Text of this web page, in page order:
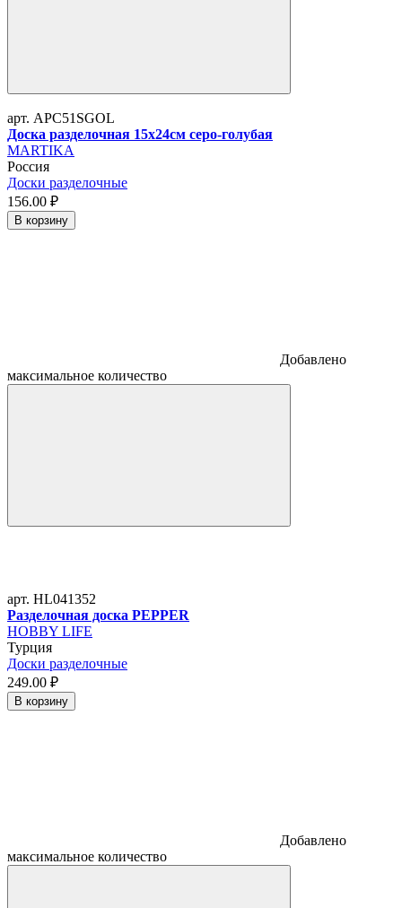
арт. APC51SGOL
Доска разделочная 15x24см серо-голубая
MARTIKA
Россия
Доски разделочные
156.00 ₽
В корзину
Добавлено
максимальное количество
арт. HL041352
Разделочная доска PEPPER
HOBBY LIFE
Турция
Доски разделочные
249.00 ₽
В корзину
Добавлено
максимальное количество